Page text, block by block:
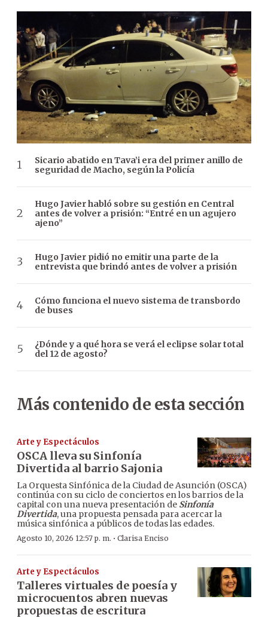
Sicario abatido en Tava’i era del primer anillo de
seguridad de Macho, según la Policía
Hugo Javier habló sobre su gestión en Central
antes de volver a prisión: “Entré en un agujero
ajeno”
Hugo Javier pidió no emitir una parte de la
entrevista que brindó antes de volver a prisión
Cómo funciona el nuevo sistema de transbordo
de buses
¿Dónde y a qué hora se verá el eclipse solar total
del 12 de agosto?
Más contenido de esta sección
Arte y Espectáculos
OSCA lleva su Sinfonía
Divertida al barrio Sajonia
La Orquesta Sinfónica de la Ciudad de Asunción (OSCA)
continúa con su ciclo de conciertos en los barrios de la
capital con una nueva presentación de Sinfonía
Divertida, una propuesta pensada para acercar la
música sinfónica a públicos de todas las edades.
Agosto 10, 2026 12:57 p. m. · Clarisa Enciso
Arte y Espectáculos
Talleres virtuales de poesía y
microcuentos abren nuevas
propuestas de escritura